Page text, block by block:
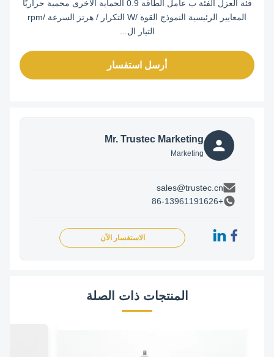
فئة العزل الفئة ب عامل الطاقة 0.9 الحماية الأخرى محمية حراريًا
المعايير الرئيسية النموذج القوة /W التكرار / هرتز السرعة /rpm
التيار ال...
أرسل استفسار
Mr. Trustec Marketing
Marketing
sales@trustec.cn
الاستفسار الآن
المنتجات ذات الصلة